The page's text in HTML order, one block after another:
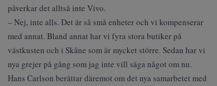
påverkar det alltså inte Vivo.
– Nej, inte alls. Det är så små enheter och vi kompenserar
med annat. Bland annat har vi fyra stora butiker på
västkusten och i Skåne som är mycket större. Sedan har vi
nya grejer på gång som jag inte vill säga något om nu.
Hans Carlson berättar däremot om det nya samarbetet med